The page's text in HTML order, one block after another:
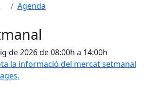
Agenda
de 2026 de 08:00h a 14:00h
la informació del mercat setmanal